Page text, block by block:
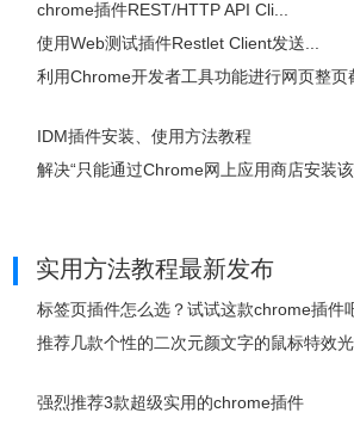
chrome插件REST/HTTP API Cli...
使用Web测试插件Restlet Client发送...
利用Chrome开发者工具功能进行网页整页
IDM插件安装、使用方法教程
解决“只能通过Chrome网上应用商店安装
实用方法教程最新发布
标签页插件怎么选？试试这款chrome插件
推荐几款个性的二次元颜文字的鼠标特效
强烈推荐3款超级实用的chrome插件